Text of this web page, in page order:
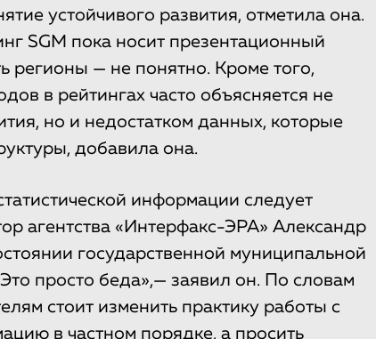
устойчивого развития, отметила она.
SGM пока носит презентационный
регионы — не понятно. Кроме того,
в рейтингах часто объясняется не
но и недостатком данных, которые
добавила она.
информации следует
агентства «Интерфакс-ЭРА» Александр
государственной муниципальной
просто беда»,— заявил он. По словам
стоит изменить практику работы с
в частном порядке, а просить